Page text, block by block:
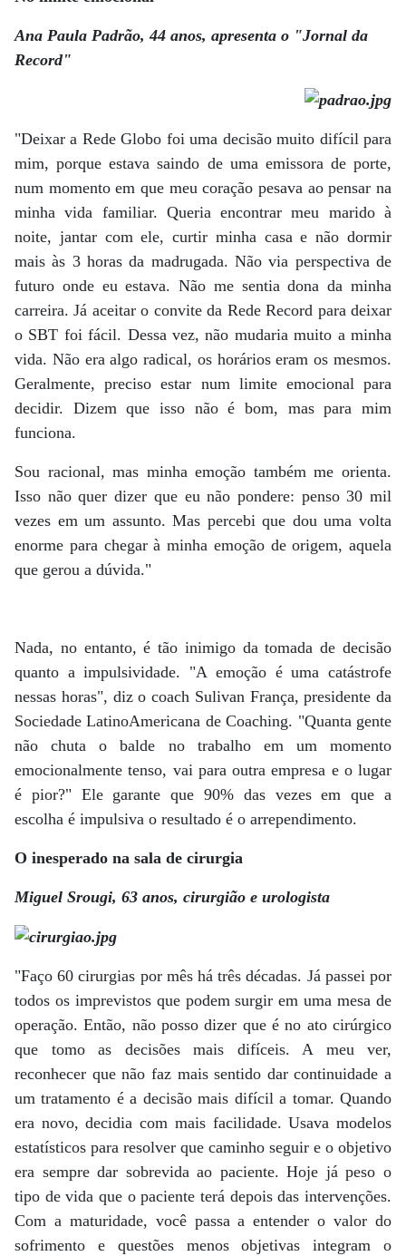
Ana Paula Padrão, 44 anos, apresenta o "Jornal da
Record"
"Deixar a Rede Globo foi uma decisão muito difícil para
mim, porque estava saindo de uma emissora de porte,
num momento em que meu coração pesava ao pensar na
minha vida familiar. Queria encontrar meu marido à
noite, jantar com ele, curtir minha casa e não dormir
mais às 3 horas da madrugada. Não via perspectiva de
futuro onde eu estava. Não me sentia dona da minha
carreira. Já aceitar o convite da Rede Record para deixar
o SBT foi fácil. Dessa vez, não mudaria muito a minha
vida. Não era algo radical, os horários eram os mesmos.
Geralmente, preciso estar num limite emocional para
decidir. Dizem que isso não é bom, mas para mim
funciona.
Sou racional, mas minha emoção também me orienta.
Isso não quer dizer que eu não pondere: penso 30 mil
vezes em um assunto. Mas percebi que dou uma volta
enorme para chegar à minha emoção de origem, aquela
que gerou a dúvida."
Nada, no entanto, é tão inimigo da tomada de decisão
quanto a impulsividade. "A emoção é uma catástrofe
nessas horas", diz o coach Sulivan França, presidente da
Sociedade LatinoAmericana de Coaching. "Quanta gente
não chuta o balde no trabalho em um momento
emocionalmente tenso, vai para outra empresa e o lugar
é pior?" Ele garante que 90% das vezes em que a
escolha é impulsiva o resultado é o arrependimento.
O inesperado na sala de cirurgia
Miguel Srougi, 63 anos, cirurgião e urologista
"Faço 60 cirurgias por mês há três décadas. Já passei por
todos os imprevistos que podem surgir em uma mesa de
operação. Então, não posso dizer que é no ato cirúrgico
que tomo as decisões mais difíceis. A meu ver,
reconhecer que não faz mais sentido dar continuidade a
um tratamento é a decisão mais difícil a tomar. Quando
era novo, decidia com mais facilidade. Usava modelos
estatísticos para resolver que caminho seguir e o objetivo
era sempre dar sobrevida ao paciente. Hoje já peso o
tipo de vida que o paciente terá depois das intervenções.
Com a maturidade, você passa a entender o valor do
sofrimento e questões menos objetivas integram o